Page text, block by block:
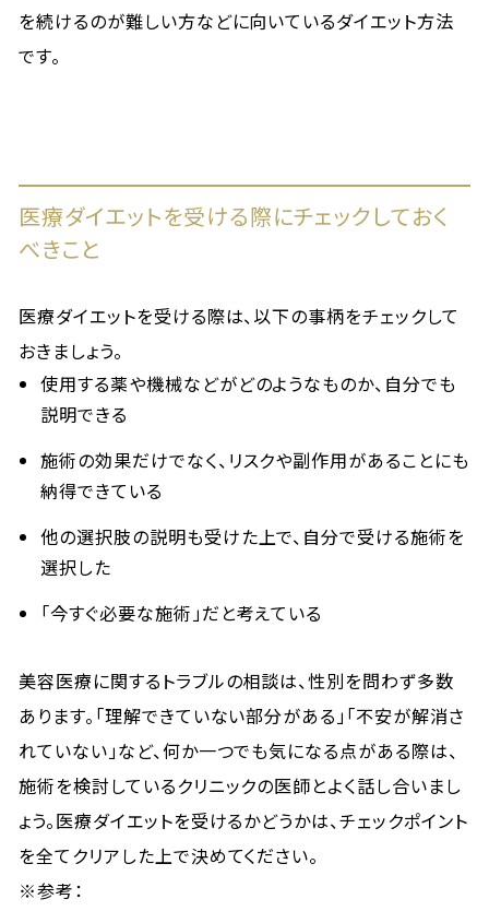
を続けるのが難しい方などに向いているダイエット方法
です。
医療ダイエットを受ける際にチェックしておく
べきこと
医療ダイエットを受ける際は、以下の事柄をチェックして
おきましょう。
使用する薬や機械などがどのようなものか、自分でも
説明できる
施術の効果だけでなく、リスクや副作用があることにも
納得できている
他の選択肢の説明も受けた上で、自分で受ける施術を
選択した
「今すぐ必要な施術」だと考えている
美容医療に関するトラブルの相談は、性別を問わず多数
あります。「理解できていない部分がある」「不安が解消さ
れていない」など、何か一つでも気になる点がある際は、
施術を検討しているクリニックの医師とよく話し合いまし
ょう。医療ダイエットを受けるかどうかは、チェックポイント
を全てクリアした上で決めてください。
※参考：